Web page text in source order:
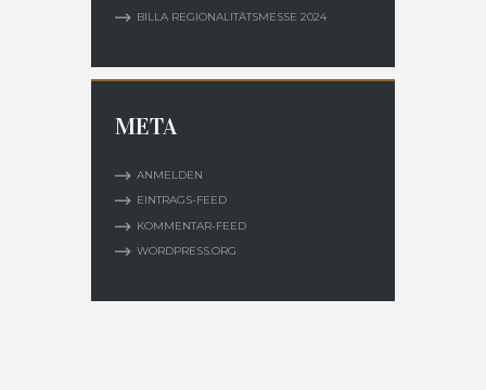
BILLA REGIONALITÄTSMESSE 2024
META
ANMELDEN
EINTRAGS-FEED
KOMMENTAR-FEED
WORDPRESS.ORG